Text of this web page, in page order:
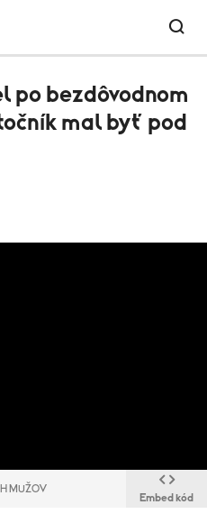
po bezdôvodnom
mal byť pod
MUŽOV
Embed kód